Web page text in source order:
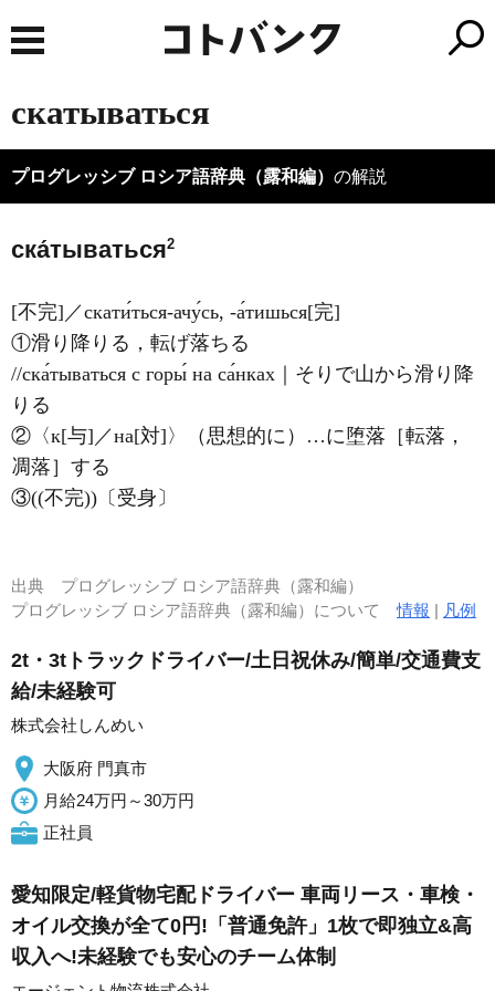
скатываться
プログレッシブ ロシア語辞典（露和編） の解説
ска́тываться2
[不完]／скати́ться-ачу́сь, -а́тишься[完]
①滑り降りる，転げ落ちる
//ска́тываться с горы́ на са́нках｜そりで山から滑り降
りる
②〈к[与]／на[対]〉（思想的に）…に堕落［転落，
凋落］する
③((不完))〔受身〕
出典 プログレッシブ ロシア語辞典（露和編）
プログレッシブ ロシア語辞典（露和編）について情報 | 凡例
2t・3tトラックドライバー/土日祝休み/簡単/交通費支
給/未経験可
株式会社しんめい
大阪府 門真市
月給24万円～30万円
正社員
愛知限定/軽貨物宅配ドライバー 車両リース・車検・
オイル交換が全て0円!「普通免許」1枚で即独立&高
収入へ!未経験でも安心のチーム体制